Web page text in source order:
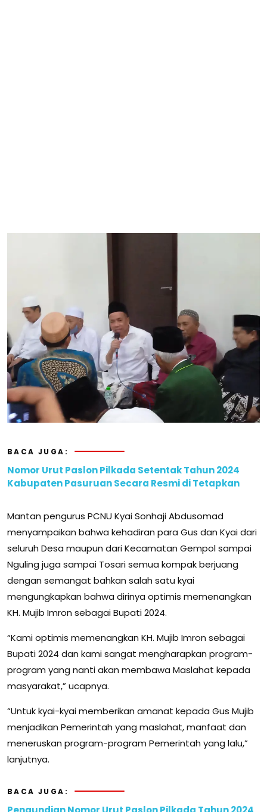
BACA JUGA:
Nomor Urut Paslon Pilkada Setentak Tahun 2024
Kabupaten Pasuruan Secara Resmi di Tetapkan
Mantan pengurus PCNU Kyai Sonhaji Abdusomad
menyampaikan bahwa kehadiran para Gus dan Kyai dari
seluruh Desa maupun dari Kecamatan Gempol sampai
Nguling juga sampai Tosari semua kompak berjuang
dengan semangat bahkan salah satu kyai
mengungkapkan bahwa dirinya optimis memenangkan
KH. Mujib Imron sebagai Bupati 2024.
“Kami optimis memenangkan KH. Mujib Imron sebagai
Bupati 2024 dan kami sangat mengharapkan program-
program yang nanti akan membawa Maslahat kepada
masyarakat,” ucapnya.
“Untuk kyai-kyai memberikan amanat kepada Gus Mujib
menjadikan Pemerintah yang maslahat, manfaat dan
meneruskan program-program Pemerintah yang lalu,”
lanjutnya.
BACA JUGA: